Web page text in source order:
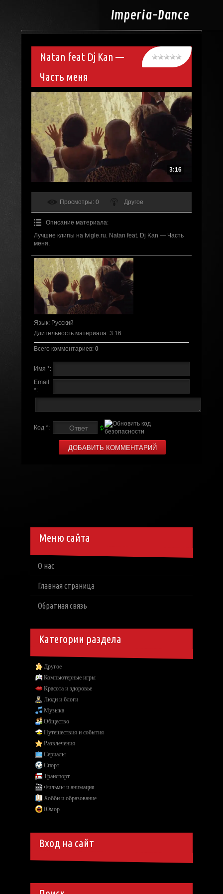
Imperia-Dance
Natan feat Dj Kan —
Часть меня
3:16
Просмотры: 0 Другое
Описание материала:
Лучшие клипы на tvigle.ru. Natan feat. Dj Kan — Часть
меня.
Язык: Русский
Длительность материала: 3:16
Всего комментариев: 0
Имя *:
Email
*:
Код *:
Меню сайта
О нас
Главная страница
Обратная связь
Категории раздела
Другое
Компьютерные игры
Красота и здоровье
Люди и блоги
Музыка
Общество
Путешествия и события
Развлечения
Сериалы
Спорт
Транспорт
Фильмы и анимация
Хобби и образование
Юмор
Вход на сайт